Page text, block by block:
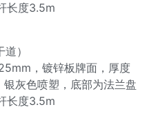
度3.5m
道）
，镀锌板牌面，厚度
灰色喷塑，底部为法兰盘
度3.5m